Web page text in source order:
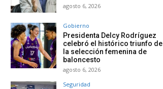
agosto 6, 2026
Gobierno
Presidenta Delcy Rodríguez
celebró el histórico triunfo de
la selección femenina de
baloncesto
agosto 6, 2026
Seguridad